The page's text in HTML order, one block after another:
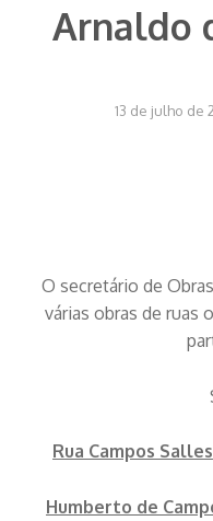
Arnaldo
13 de julho de
O secretário de
várias obras de ruas
Rua Campos Salles
Humberto de